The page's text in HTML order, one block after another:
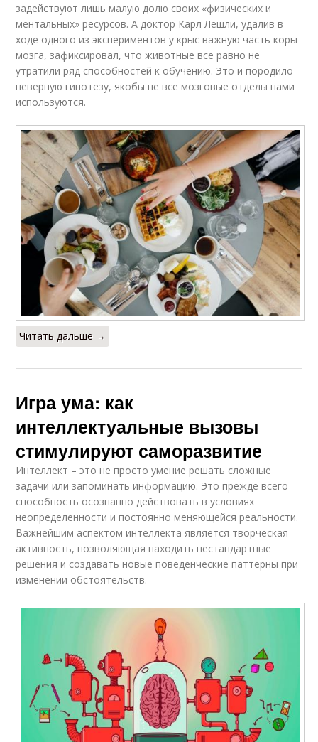
задействуют лишь малую долю своих «физических и
ментальных» ресурсов. А доктор Карл Лешли, удалив в
ходе одного из экспериментов у крыс важную часть коры
мозга, зафиксировал, что животные все равно не
утратили ряд способностей к обучению. Это и породило
неверную гипотезу, якобы не все мозговые отделы нами
используются.
Читать дальше →
Игра ума: как
интеллектуальные вызовы
стимулируют саморазвитие
Интеллект – это не просто умение решать сложные
задачи или запоминать информацию. Это прежде всего
способность осознанно действовать в условиях
неопределенности и постоянно меняющейся реальности.
Важнейшим аспектом интеллекта является творческая
активность, позволяющая находить нестандартные
решения и создавать новые поведенческие паттерны при
изменении обстоятельств.